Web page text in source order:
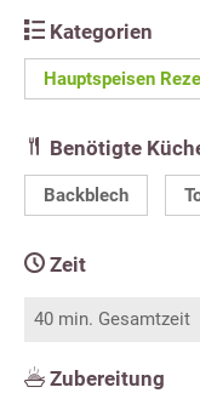
Kategorien
Hauptspeisen
Benötigte
Backblech
Zeit
40 min. Gesamtzeit
Zubereitung